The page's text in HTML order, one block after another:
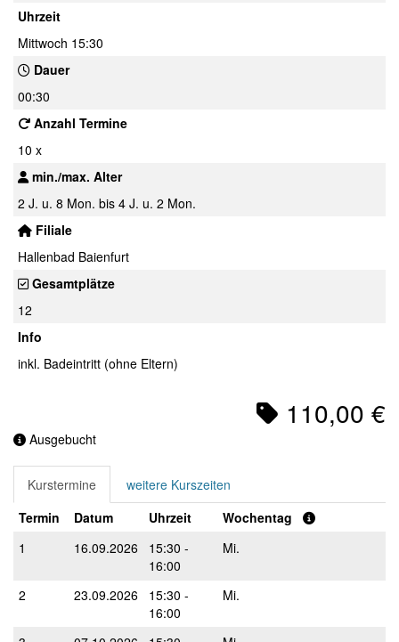
Uhrzeit
Mittwoch 15:30
Dauer
00:30
Anzahl Termine
10 x
min./max. Alter
2 J. u. 8 Mon. bis 4 J. u. 2 Mon.
Filiale
Hallenbad Baienfurt
Gesamtplätze
12
Info
inkl. Badeintritt (ohne Eltern)
110,00 €
Ausgebucht
Kurstermine
weitere Kurszeiten
Termin
Datum Uhrzeit
Wochentag
1
16.09.2026
15:30 -
16:00
Mi.
2 23.09.2026
15:30 -
16:00
Mi.